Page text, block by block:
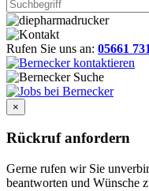
Rufen Sie uns an: 05661
×
Rückruf anfordern
Gerne rufen wir Sie
beantworten und Wünsche